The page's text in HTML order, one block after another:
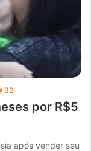
32
por R$5
após vender seu